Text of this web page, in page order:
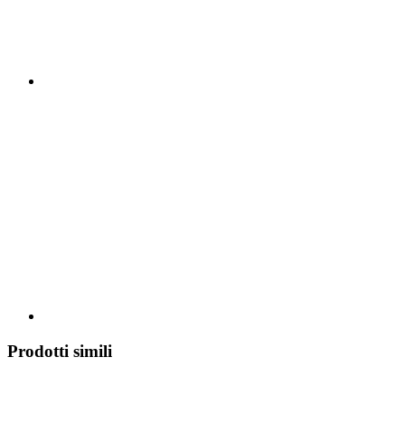
Prodotti simili